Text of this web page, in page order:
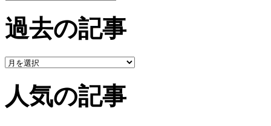
過去の記事
人気の記事